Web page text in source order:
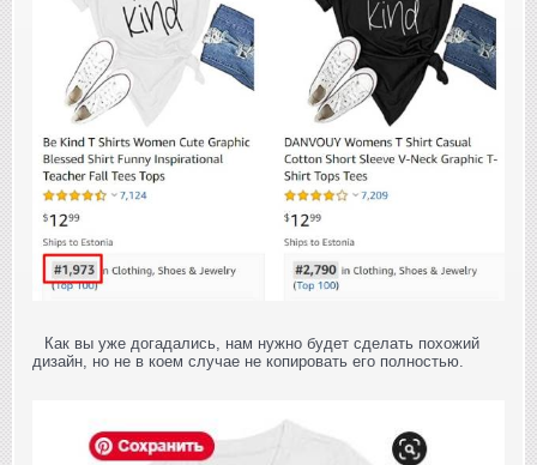
Как вы уже догадались, нам нужно будет сделать похожий
дизайн, но не в коем случае не копировать его полностью.